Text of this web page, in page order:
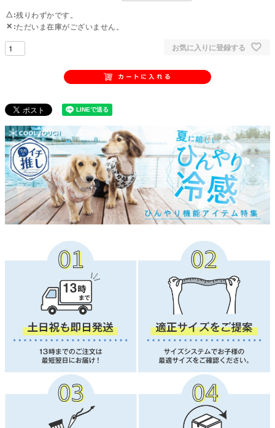
△ 残りわずかです。
✕ ただいま在庫がございません。
お気に入りに登録する